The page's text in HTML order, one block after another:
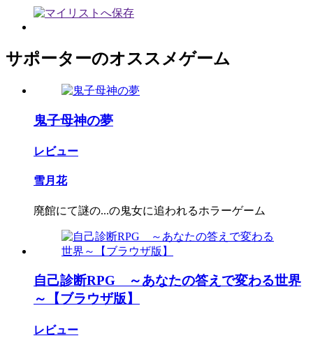
サポーターのオススメゲーム
鬼子母神の夢
レビュー
雪月花
廃館にて謎の...の鬼女に追われるホラーゲーム
自己診断RPG ～あなたの答えで変わる世界
～【ブラウザ版】
レビュー